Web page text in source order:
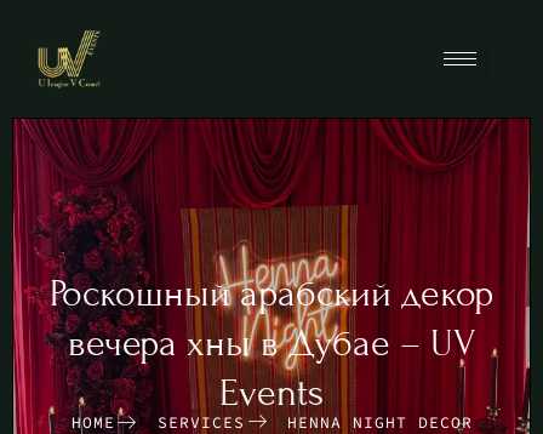
Роскошный арабский декор
вечера хны в Дубае – UV
Events
HOME SERVICES HENNA NIGHT DECOR